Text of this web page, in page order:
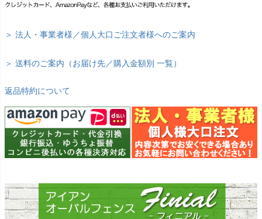
＞ 法人・事業者様／個人大口ご注文者様へのご案内
＞ 送料のご案内（お届け先／購入金額別 一覧）
返品特約について